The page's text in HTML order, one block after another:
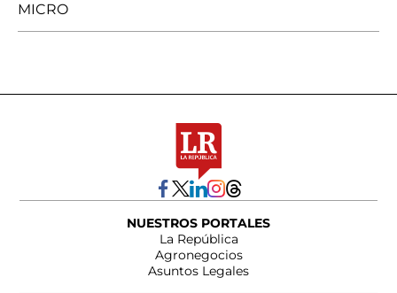
MICRO
NUESTROS PORTALES
La República
Agronegocios
Asuntos Legales